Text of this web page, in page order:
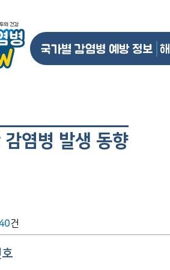
국가별 감염병 예방 정보
감염병 발생 동향
건
호